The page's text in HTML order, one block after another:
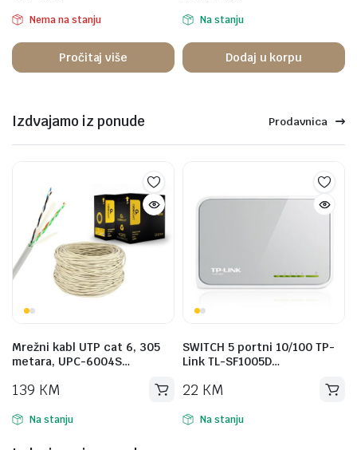
Nema na stanju
Pročitaj više
Na stanju
Dodaj u korpu
Izdvajamo iz ponude Prodavnica
Mrežni kabl UTP cat 6, 305
metara, UPC-6004S…
139 KM
Na stanju
SWITCH 5 portni 10/100 TP-
Link TL-SF1005D…
22 KM
Na stanju